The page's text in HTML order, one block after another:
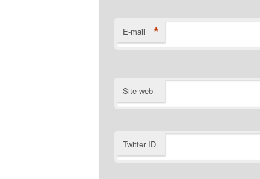
E-mail *
Site web
Twitter ID